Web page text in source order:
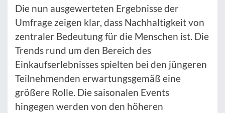
Die nun ausgewerteten Ergebnisse der
Umfrage zeigen klar, dass Nachhaltigkeit von
zentraler Bedeutung für die Menschen ist. Die
Trends rund um den Bereich des
Einkaufserlebnisses spielten bei den jüngeren
Teilnehmenden erwartungsgemäß eine
größere Rolle. Die saisonalen Events
hingegen werden von den höheren